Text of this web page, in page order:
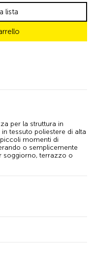
lista
per la struttura in
tessuto poliestere di alta
momenti di
o semplicemente
soggiorno, terrazzo o